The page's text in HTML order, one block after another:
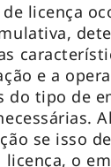
licença
e a
do tipo de
se isso
o